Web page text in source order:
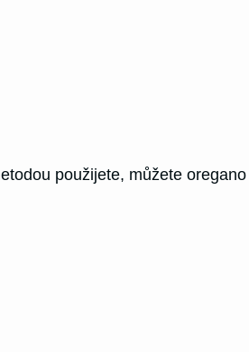
použijete, můžete